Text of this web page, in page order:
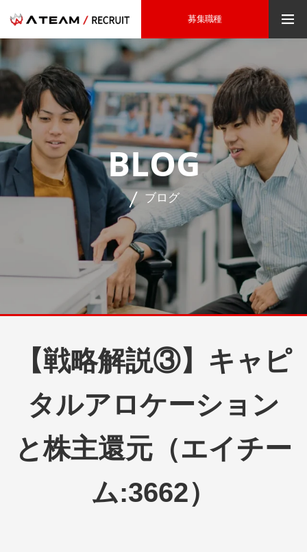
募集職種
BLOG
ブログ
【戦略解説③】キャピ
タルアロケーション
と株主還元（エイチー
ム:3662）